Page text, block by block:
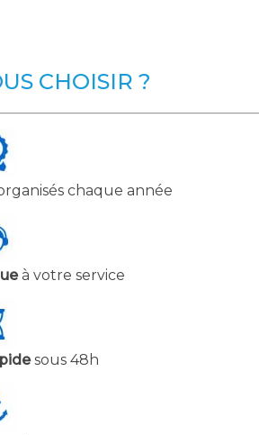
CHOISIR ?
chaque année
à votre service
sous 48h